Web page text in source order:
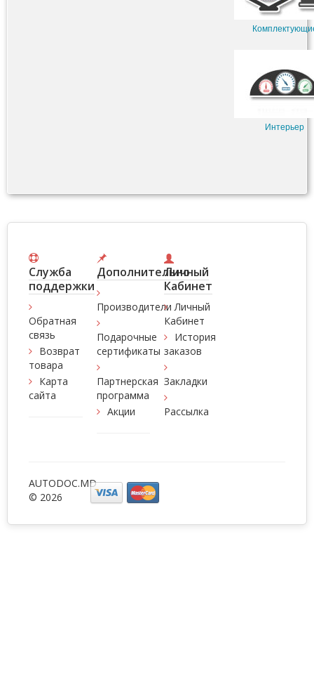
Интерьер
Служба
поддержки
Обратная
связь
Возврат
товара
Карта
сайта
Дополнительно
Производители
Подарочные
сертификаты
Партнерская
программа
Акции
Личный
Кабинет
Личный
Кабинет
История
заказов
Закладки
Рассылка
AUTODOC.MD
© 2026